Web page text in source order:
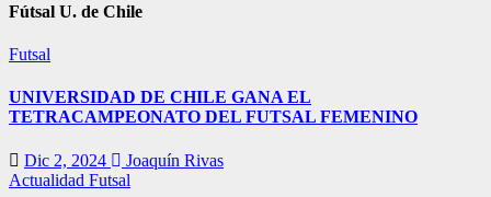
Fútsal U. de Chile
Futsal
UNIVERSIDAD DE CHILE GANA EL
TETRACAMPEONATO DEL FUTSAL FEMENINO
Dic 2, 2024
Joaquín Rivas
Actualidad Futsal